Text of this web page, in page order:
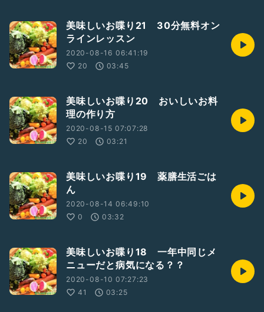
美味しいお喋り21 30分無料オン
ラインレッスン
2020-08-16 06:41:19
20
03:45
美味しいお喋り20 おいしいお料
理の作り方
2020-08-15 07:07:28
20
03:21
美味しいお喋り19 薬膳生活ごは
ん
2020-08-14 06:49:10
0
03:32
美味しいお喋り18 一年中同じメ
ニューだと病気になる？？
2020-08-10 07:27:23
41
03:25